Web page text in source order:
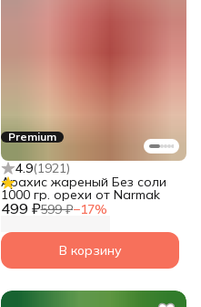
Premium
4.9(1921)
499 ₽599 ₽−17%
Арахис жареный Без соли
1000 гр. орехи от Narmak
В корзину